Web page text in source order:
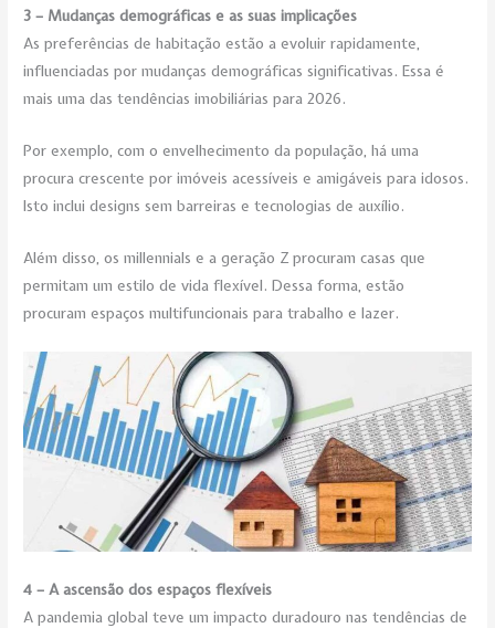
3 – Mudanças demográficas e as suas implicações
As preferências de habitação estão a evoluir rapidamente,
influenciadas por mudanças demográficas significativas. Essa é
mais uma das tendências imobiliárias para 2026.
Por exemplo, com o envelhecimento da população, há uma
procura crescente por imóveis acessíveis e amigáveis para idosos.
Isto inclui designs sem barreiras e tecnologias de auxílio.
Além disso, os millennials e a geração Z procuram casas que
permitam um estilo de vida flexível. Dessa forma, estão
procuram espaços multifuncionais para trabalho e lazer.
4 – A ascensão dos espaços flexíveis
A pandemia global teve um impacto duradouro nas tendências de